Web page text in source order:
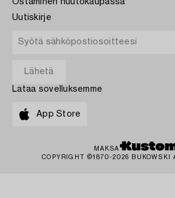
Uutiskirje
Lataa sovelluksemme
App Store
MAKSA
COPYRIGHT ©1870-2026 BUKOWSKI